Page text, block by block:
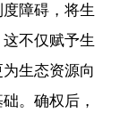
障碍，将生
不仅赋予生
生态资源向
。确权后，